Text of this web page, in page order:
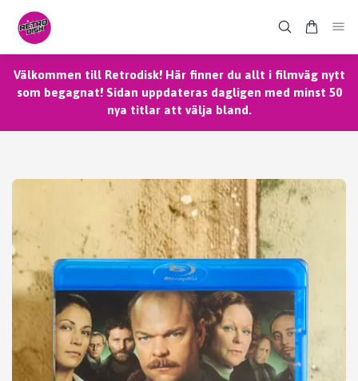
Välkommen till Retrodisk! Här finner du allt i filmväg nytt
som begagnat! Sidan uppdateras dagligen med minst 50
nya titlar att välja bland.